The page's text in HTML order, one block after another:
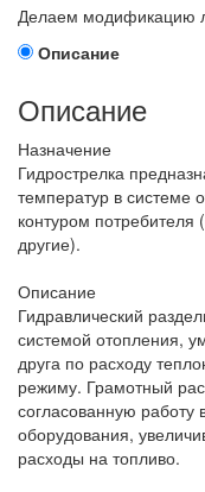
Делаем модификацию
Описание
Описание
Назначение
Гидрострелка
температур в системе
контуром
другие).
Описание
Гидравлический
системой отопления,
друга по расходу
режиму. Грамотный
согласованную
оборудования,
расходы на топливо.